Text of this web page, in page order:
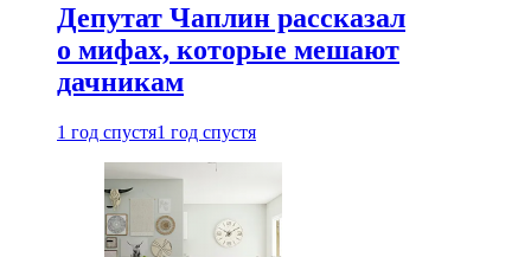
Депутат Чаплин рассказал
о мифах, которые мешают
дачникам
1 год спустя1 год спустя